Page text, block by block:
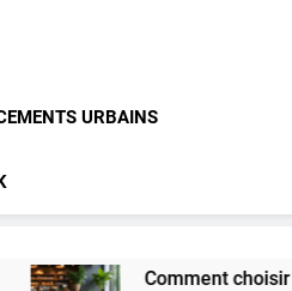
URBAINS
Comment choisir le porte-